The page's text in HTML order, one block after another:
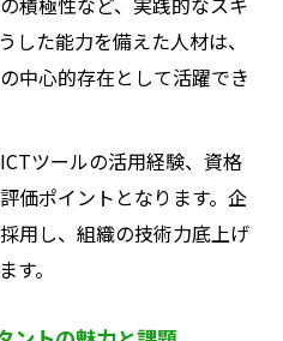
した能力を備えた人材は、
中心的存在として活躍でき
ツールの活用経験、資格
価ポイントとなります。企
用し、組織の技術力底上げ
す。